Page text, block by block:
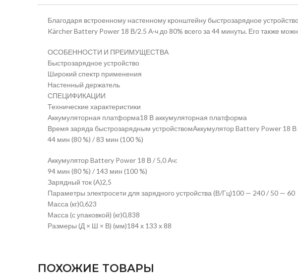
Благодаря встроенному настенному кронштейну быстрозарядное
Kärcher Battery Power 18 В/2.5 А·ч до 80% всего за 44 минуты. Его также
ОСОБЕННОСТИ И ПРЕИМУЩЕСТВА
Быстрозарядное устройство
Широкий спектр применения
Настенный держатель
СПЕЦИФИКАЦИИ
Технические характеристики
Аккумуляторная платформа18 В аккумуляторная платформа
Время заряда быстрозарядным устройствомАккумулятор Battery Power 18 В
44 мин (80 %) / 83 мин (100 %)
Аккумулятор Battery Power 18 В / 5,0 Ач:
94 мин (80 %) / 143 мин (100 %)
Зарядный ток (A)2,5
Параметры электросети для зарядного устройства (В/Гц)100 — 240 / 50 — 60
Масса (кг)0,623
Масса (с упаковкой) (кг)0,838
Размеры (Д × Ш × В) (мм)184 x 133 x 88
ПОХОЖИЕ ТОВАРЫ